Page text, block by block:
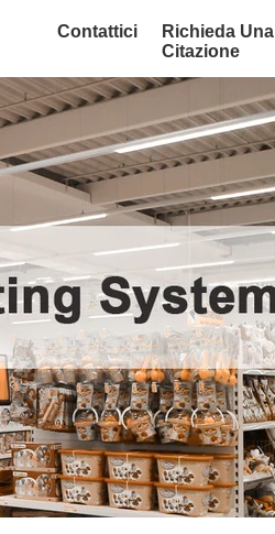
Contattici
Richieda Una
Citazione